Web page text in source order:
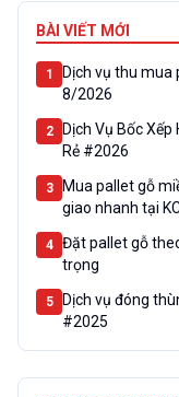
BÀI VIẾT MỚI
1
Dịch vụ thu mua
8/2026
2
Dịch Vụ Bốc Xếp
Rẻ #2026
3
Mua pallet gỗ
giao nhanh tại
4
Đặt pallet gỗ
trọng
5
Dịch vụ đóng
#2025